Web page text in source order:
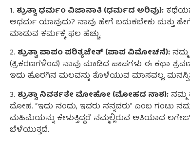
1. ಶ್ರುತ್ವಾ ಧರ್ಮಂ ವಿಜಾನಾತಿ (ಧರ್ಮದ ಅರಿವು):
ಅಧರ್ಮ ಯಾವುದು? ನಾವು ಹೇಗೆ ಬದುಕಬೇಕು ಮತ್ತು
ಮಾಡುವ ಕರ್ಮಕ್ಕೆ ಫಲ ಹೆಚ್ಚು.
2. ಶ್ರುತ್ವಾ ಪಾಪಂ ಪರಿತ್ಯಜೇತ್ (ಪಾಪ ವಿಮೋಚನೆ):
(ತ್ರಿಕರಣಗಳಿಂದ) ನಾವು ಮಾಡಿದ ಪಾಪಗಳು ಈ ಕಥಾ
ಇದು ಹೊರಗಿನ ಮಲವನ್ನು ತೊಳೆಯುವ ಮಾಸವಲ್ಲ,
3. ಶ್ರುತ್ವಾ ನಿವರ್ತತೇ ಮೋಹೋ (ಮೋಹದ ನಾಶ):ನಮ್ಮ
ಮೋಹ. “ಇದು ನಂದು, ಇವರು ನನ್ನವರು” ಎಂಬ ಗಂಟು
ಮಹಿಮೆಯನ್ನು ಕೇಳುತ್ತಿದ್ದರೆ ನಮ್ಮಲ್ಲಿರುವ ಅತಿಯಾದ
ಬೆಳೆಯುತ್ತದೆ.